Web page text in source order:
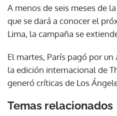
A menos de seis meses de
que se dará a conocer el
Lima, la campaña se
El martes, París pagó por
la edición internacional de
generó críticas de Los
Temas relacionados